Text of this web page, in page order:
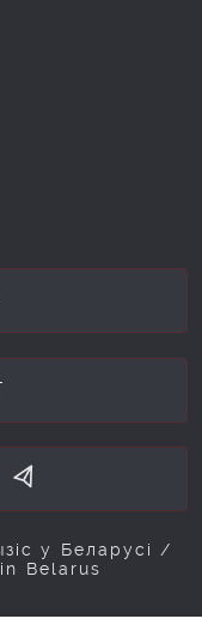
у Беларусі /
Belarus